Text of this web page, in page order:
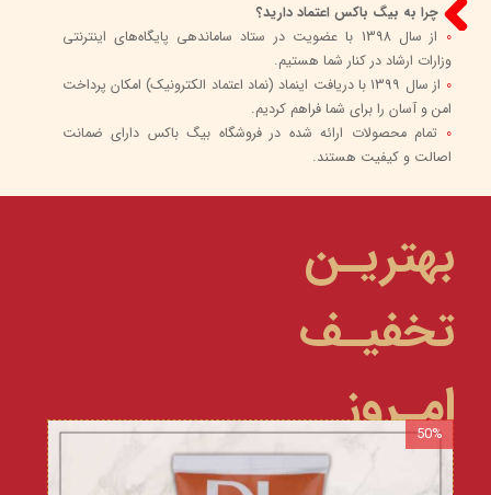
چرا به بیگ باکس اعتماد دارید؟
0
از سال 1398 با عضویت در ستاد ساماندهی پایگاه‌های اینترنتی
وزارات ارشاد در کنار شما هستیم.
0
از سال 1399 با دریافت اینماد (نماد اعتماد الکترونیک) امکان پرداخت
امن و آسان را برای شما فراهم کردیم.
0 تمام محصولات ارائه شده در فروشگاه بیگ باکس دارای ضمانت
اصالت و کیفیت هستند.
بهتریـن
تخفیـف
امـروز
50%